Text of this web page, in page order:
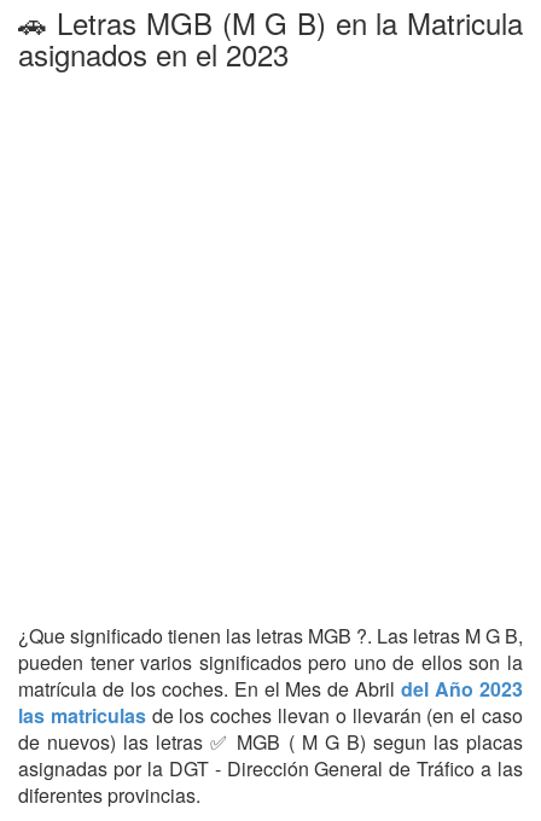
🚗 Letras MGB (M G B) en la Matricula
asignados en el 2023
¿Que significado tienen las letras MGB ?. Las letras M G B,
pueden tener varios significados pero uno de ellos son la
matrícula de los coches. En el Mes de Abrildel Año 2023
las matriculas de los coches llevan o llevarán (en el caso
de nuevos) las letras ✅ MGB ( M G B) segun las placas
asignadas por la DGT - Dirección General de Tráfico a las
diferentes provincias.